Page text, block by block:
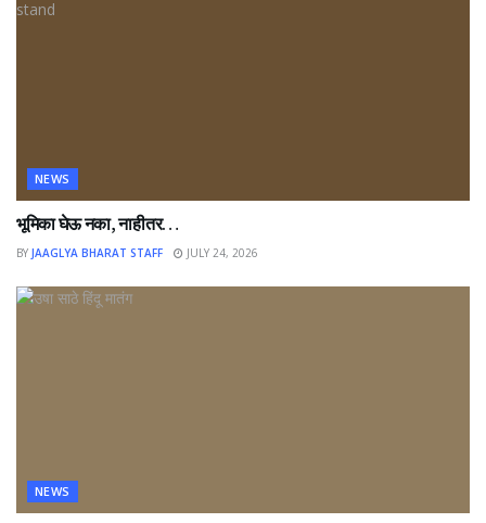
NEWS
भूमिका घेऊ नका, नाहीतर…
BY JAAGLYA BHARAT STAFF JULY 24, 2026
NEWS